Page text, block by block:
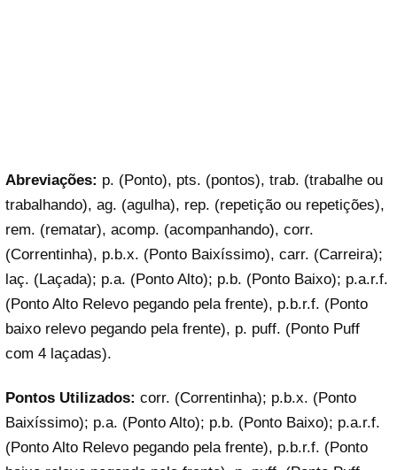
Abreviações: p. (Ponto), pts. (pontos), trab. (trabalhe ou
trabalhando), ag. (agulha), rep. (repetição ou repetições),
rem. (rematar), acomp. (acompanhando), corr.
(Correntinha), p.b.x. (Ponto Baixíssimo), carr. (Carreira);
laç. (Laçada); p.a. (Ponto Alto); p.b. (Ponto Baixo); p.a.r.f.
(Ponto Alto Relevo pegando pela frente), p.b.r.f. (Ponto
baixo relevo pegando pela frente), p. puff. (Ponto Puff
com 4 laçadas).
Pontos Utilizados: corr. (Correntinha); p.b.x. (Ponto
Baixíssimo); p.a. (Ponto Alto); p.b. (Ponto Baixo); p.a.r.f.
(Ponto Alto Relevo pegando pela frente), p.b.r.f. (Ponto